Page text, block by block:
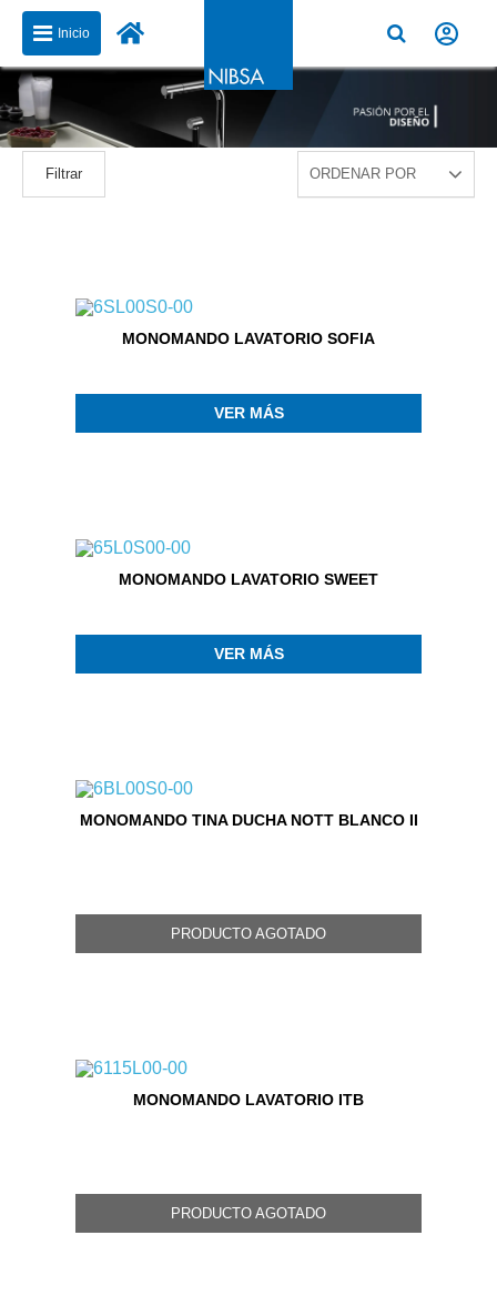
Inicio
Filtrar
MONOMANDO LAVATORIO SOFIA
VER MÁS
MONOMANDO LAVATORIO SWEET
VER MÁS
MONOMANDO TINA DUCHA NOTT BLANCO II
PRODUCTO AGOTADO
MONOMANDO LAVATORIO ITB
PRODUCTO AGOTADO